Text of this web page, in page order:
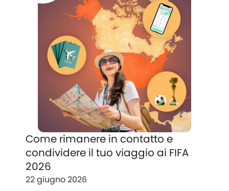
Come rimanere in contatto e
condividere il tuo viaggio ai FIFA
2026
22 giugno 2026